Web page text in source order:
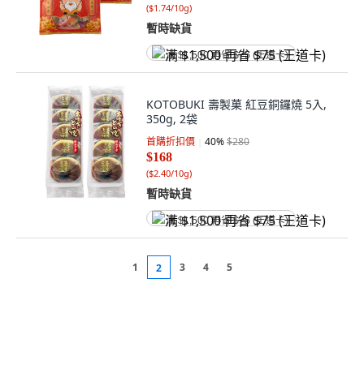
($1.74/10g)
暫時缺貨
满 $1,500 再省 $75 (王道卡)
KOTOBUKI 壽製菓 紅豆銅鑼燒 5入,
350g, 2袋
首購折扣價 40%$280
$168
($2.40/10g)
暫時缺貨
满 $1,500 再省 $75 (王道卡)
1 2 3 4 5